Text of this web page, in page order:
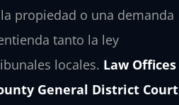
propiedad o una demanda
tanto la ley
locales. Law Offices
General District Court